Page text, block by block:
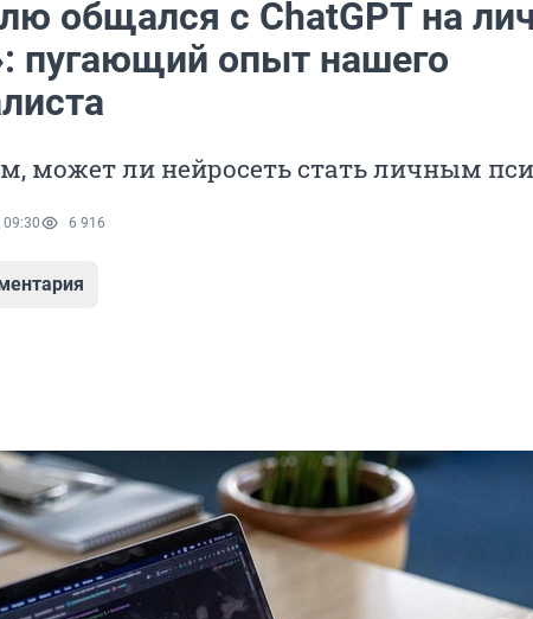
общался с ChatGPT на
пугающий опыт нашего
может ли нейросеть стать личным
09:30 6 916